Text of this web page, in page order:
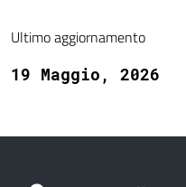
Ultimo aggiornamento
19 Maggio, 2026